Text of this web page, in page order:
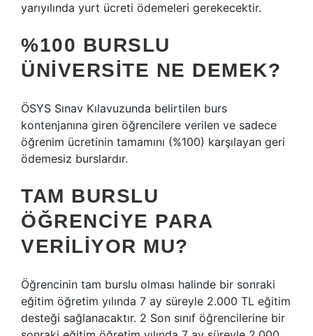
yarıyılında yurt ücreti ödemeleri gerekecektir.
%100 BURSLU
ÜNIVERSITE NE DEMEK?
ÖSYS Sınav Kılavuzunda belirtilen burs
kontenjanına giren öğrencilere verilen ve sadece
öğrenim ücretinin tamamını (%100) karşılayan geri
ödemesiz burslardır.
TAM BURSLU
ÖĞRENCIYE PARA
VERILIYOR MU?
Öğrencinin tam burslu olması halinde bir sonraki
eğitim öğretim yılında 7 ay süreyle 2.000 TL eğitim
desteği sağlanacaktır. 2 Son sınıf öğrencilerine bir